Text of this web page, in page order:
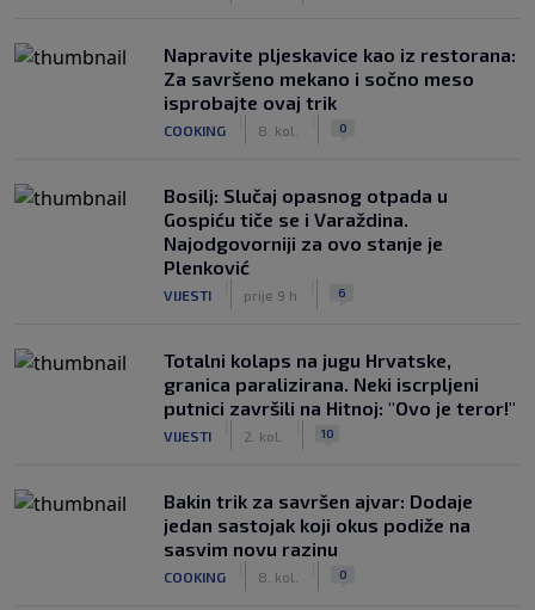
Napravite pljeskavice kao iz restorana:
Za savršeno mekano i sočno meso
isprobajte ovaj trik
COOKING 8. kol. 0
Bosilj: Slučaj opasnog otpada u
Gospiću tiče se i Varaždina.
Najodgovorniji za ovo stanje je
Plenković
VIJESTI prije 9 h 6
Totalni kolaps na jugu Hrvatske,
granica paralizirana. Neki iscrpljeni
putnici završili na Hitnoj: "Ovo je teror!"
VIJESTI 2. kol. 10
Bakin trik za savršen ajvar: Dodaje
jedan sastojak koji okus podiže na
sasvim novu razinu
COOKING 8. kol. 0